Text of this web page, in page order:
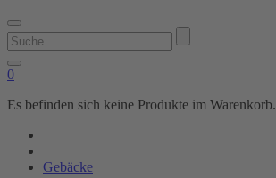
Suchen
nach:
0
Es befinden sich keine Produkte im Warenkorb.
Bräunig
Gebäcke